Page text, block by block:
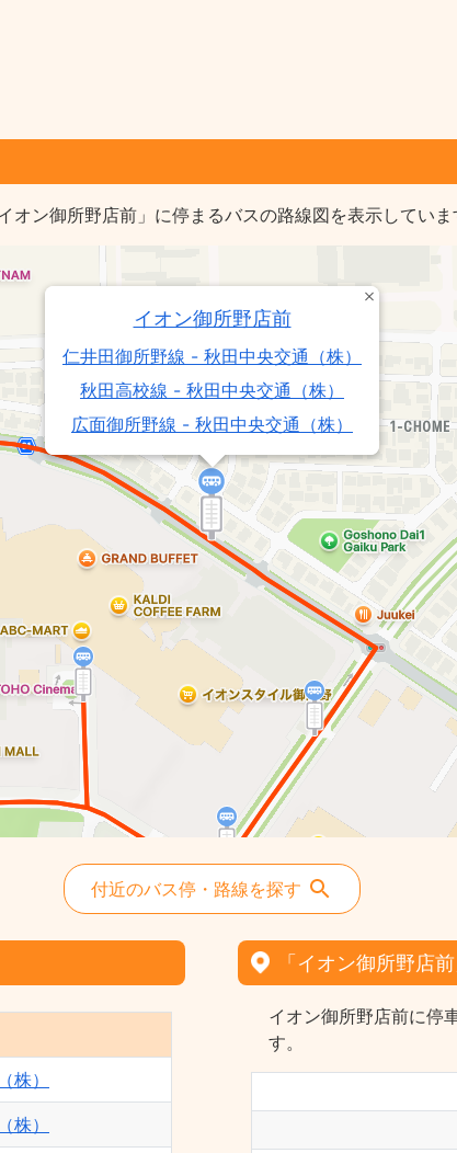
オン御所野店前」に停まるバスの路線図を表示してい
イオン御所野店前
仁井田御所野線 - 秋田中央交通（株）
秋田高校線 - 秋田中央交通（株）
広面御所野線 - 秋田中央交通（株）
付近のバス停・路線を探す
株）
株）
「イオン御所野店
イオン御所野店前に停
す。